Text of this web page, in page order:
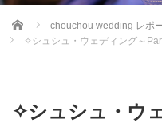
Home
chouchou wedding レポ
✧シュシュ・ウェディング～
✧シュシュ・ウ